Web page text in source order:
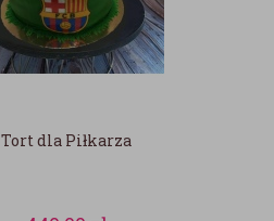
Tort dla Piłkarza